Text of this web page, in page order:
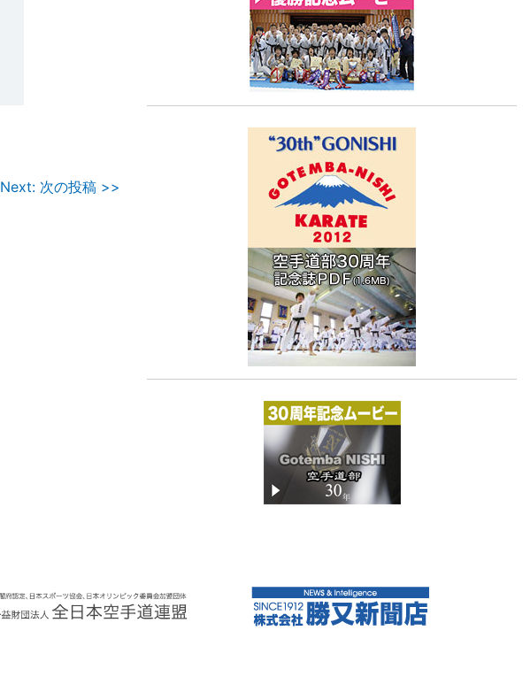
Next: 次の投稿 >>